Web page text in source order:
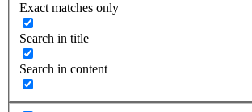
Exact matches only
Search in title
Search in content